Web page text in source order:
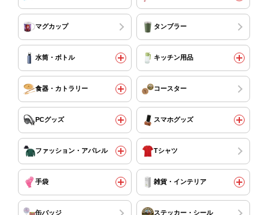
マグカップ タンブラー
水筒・ボトル キッチン用品
食器・カトラリー コースター
PCグッズ スマホグッズ
ファッション・アパレル Tシャツ
手袋 雑貨・インテリア
缶バッジ ステッカー・シール